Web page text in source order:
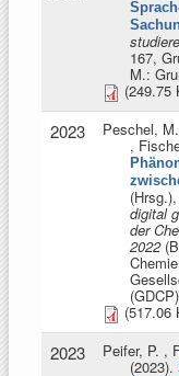
167,
M.:
(249.75
2023 Peschel,
,
(Hrsg.),
digital
der
2022
(517.06
2023 Peifer, P. ,
(2023).